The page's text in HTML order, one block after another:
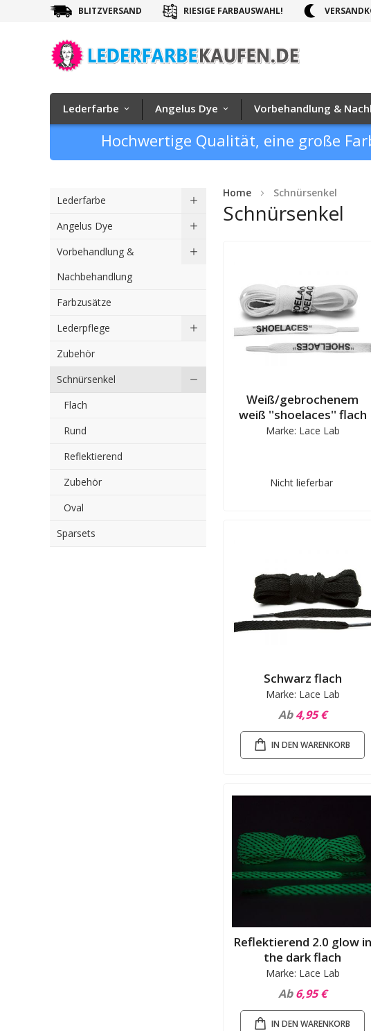
BLITZVERSAND RIESIGE FARBAUSWAHL!
Lederfarbe Angelus Dye Vorbehandlung &
Hochwertige Qualität, eine große
Home Schnürsenkel
Schnürsenkel
Weiß/gebrochenem
weiß ''shoelaces'' flach
Marke: Lace Lab
Nicht lieferbar
Schwarz flach
Marke: Lace Lab
Ab 4,95 €
IN DEN WARENKORB
Reflektierend 2.0 glow in
the dark flach
Marke: Lace Lab
Ab 6,95 €
IN DEN WARENKORB
Lederfarbe
Angelus Dye
Vorbehandlung &
Nachbehandlung
Farbzusätze
Lederpflege
Zubehör
Schnürsenkel
Flach
Rund
Reflektierend
Zubehör
Oval
Sparsets